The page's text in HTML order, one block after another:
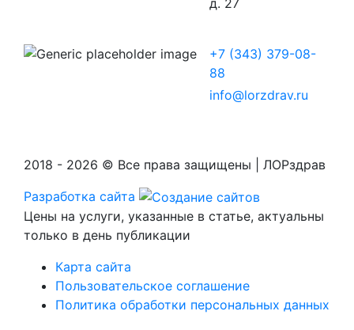
+7 (343) 379-08-
88
info@lorzdrav.ru
2018 - 2026 © Все права защищены | ЛОРздрав
Разработка сайта
Цены на услуги, указанные в статье, актуальны
только в день публикации
Карта сайта
Пользовательское соглашение
Политика обработки персональных данных